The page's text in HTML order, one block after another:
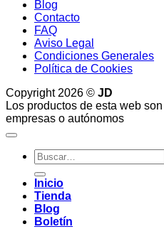
Blog
Contacto
FAQ
Aviso Legal
Condiciones Generales
Política de Cookies
Copyright 2026 © JD
Los productos de esta web
empresas o autónomos
Buscar
por:
Inicio
Tienda
Blog
Boletín